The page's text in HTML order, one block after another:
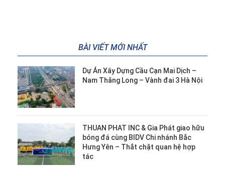
BÀI VIẾT MỚI NHẤT
Dự Án Xây Dựng Cầu Cạn Mai Dịch –
Nam Thăng Long – Vành đai 3 Hà Nội
THUAN PHAT INC & Gia Phát giao hữu
bóng đá cùng BIDV Chi nhánh Bắc
Hưng Yên – Thắt chặt quan hệ hợp
tác